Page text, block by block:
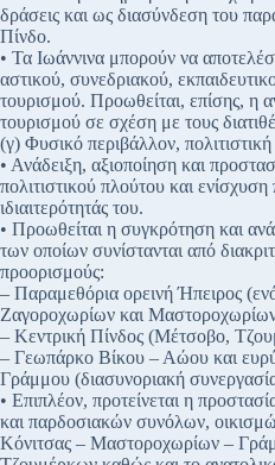
δράσεις και ως διασύνδεση του
Πίνδο.
• Τα Ιωάννινα μπορούν να
αστικού, συνεδριακού,
τουρισμού. Προωθείται, επίσης, η
τουρισμού σε σχέση με τους
(γ) Φυσικό περιβάλλον,
• Ανάδειξη, αξιοποίηση και
πολιτιστικού πλούτου και
ιδιαιτερότητάς του.
• Προωθείται η συγκρότηση και
των οποίων συνίστανται από
προορισμούς:
– Παραμεθόρια ορεινή Ήπειρος
Ζαγοροχωρίων και
– Κεντρική Πίνδος (Μέτσοβο,
– Γεωπάρκο Βίκου – Αώου και
Γράμμου (διασυνοριακή
• Επιπλέον, προτείνεται η
και παρδοσιακών συνόλων,
Κόνιτσας – Μαστοροχωρίων –